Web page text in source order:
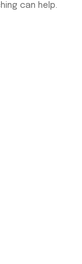
can help.